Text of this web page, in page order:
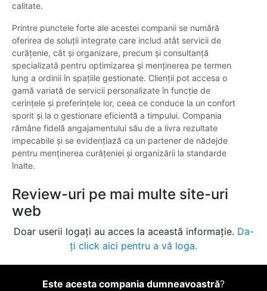
calitate.
Printre punctele forte ale acestei companii se numără
oferirea de soluții integrate care includ atât servicii de
curățenie, cât și organizare, precum și consultanță
specializată pentru optimizarea și menținerea pe termen
lung a ordinii în spațiile gestionate. Clienții pot accesa o
gamă variată de servicii personalizate în funcție de
cerințele și preferințele lor, ceea ce conduce la un confort
sporit și la o gestionare eficientă a timpului. Compania
rămâne fidelă angajamentului său de a livra rezultate
impecabile și se evidențiază ca un partener de nădejde
pentru menținerea curățeniei și organizării la standarde
înalte.
Review-uri pe mai multe site-uri
web
Doar userii logați au acces la această informație. Da-
ți click aici pentru a vă loga.
Este acesta compania dumneavoastră?